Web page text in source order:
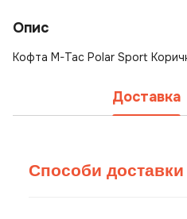
Опис
Кофта M-Tac Polar Sport
Доставка
Способи доставки